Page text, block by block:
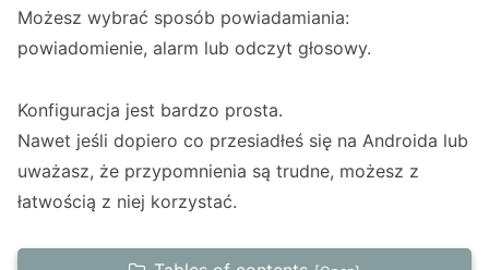
Możesz wybrać sposób powiadamiania:
powiadomienie, alarm lub odczyt głosowy.
Konfiguracja jest bardzo prosta.
Nawet jeśli dopiero co przesiadłeś się na Androida lub
uważasz, że przypomnienia są trudne, możesz z
łatwością z niej korzystać.